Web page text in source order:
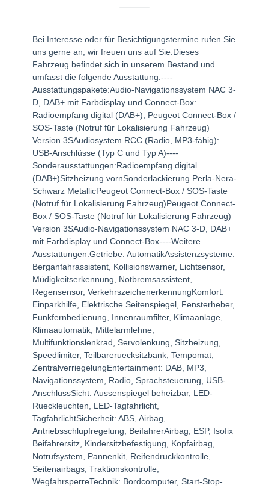
Bei Interesse oder für Besichtigungstermine rufen Sie
uns gerne an, wir freuen uns auf Sie.Dieses
Fahrzeug befindet sich in unserem Bestand und
umfasst die folgende Ausstattung:----
Ausstattungspakete:Audio-Navigationssystem NAC 3-
D, DAB+ mit Farbdisplay und Connect-Box:
Radioempfang digital (DAB+), Peugeot Connect-Box /
SOS-Taste (Notruf für Lokalisierung Fahrzeug)
Version 3SAudiosystem RCC (Radio, MP3-fähig):
USB-Anschlüsse (Typ C und Typ A)----
Sonderausstattungen:Radioempfang digital
(DAB+)Sitzheizung vornSonderlackierung Perla-Nera-
Schwarz MetallicPeugeot Connect-Box / SOS-Taste
(Notruf für Lokalisierung Fahrzeug)Peugeot Connect-
Box / SOS-Taste (Notruf für Lokalisierung Fahrzeug)
Version 3SAudio-Navigationssystem NAC 3-D, DAB+
mit Farbdisplay und Connect-Box----Weitere
Ausstattungen:Getriebe: AutomatikAssistenzsysteme:
Berganfahrassistent, Kollisionswarner, Lichtsensor,
Müdigkeitserkennung, Notbremsassistent,
Regensensor, VerkehrszeichenerkennungKomfort:
Einparkhilfe, Elektrische Seitenspiegel, Fensterheber,
Funkfernbedienung, Innenraumfilter, Klimaanlage,
Klimaautomatik, Mittelarmlehne,
Multifunktionslenkrad, Servolenkung, Sitzheizung,
Speedlimiter, Teilbareruecksitzbank, Tempomat,
ZentralverriegelungEntertainment: DAB, MP3,
Navigationssystem, Radio, Sprachsteuerung, USB-
AnschlussSicht: Aussenspiegel beheizbar, LED-
Rueckleuchten, LED-Tagfahrlicht,
TagfahrlichtSicherheit: ABS, Airbag,
Antriebsschlupfregelung, BeifahrerAirbag, ESP, Isofix
Beifahrersitz, Kindersitzbefestigung, Kopfairbag,
Notrufsystem, Pannenkit, Reifendruckkontrolle,
Seitenairbags, Traktionskontrolle,
WegfahrsperreTechnik: Bordcomputer, Start-Stop-